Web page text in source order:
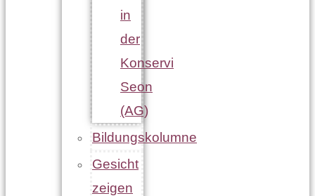
in
der
Konservi
Seon
(AG)
Bildungskolumne
Gesicht
zeigen